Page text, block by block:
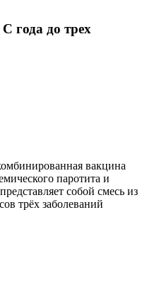
года до трех
вакцина
паротита и
собой смесь из
трёх заболеваний